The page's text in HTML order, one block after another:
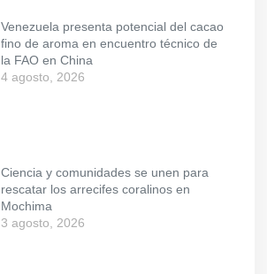
Venezuela presenta potencial del cacao
fino de aroma en encuentro técnico de
la FAO en China
4 agosto, 2026
Ciencia y comunidades se unen para
rescatar los arrecifes coralinos en
Mochima
3 agosto, 2026